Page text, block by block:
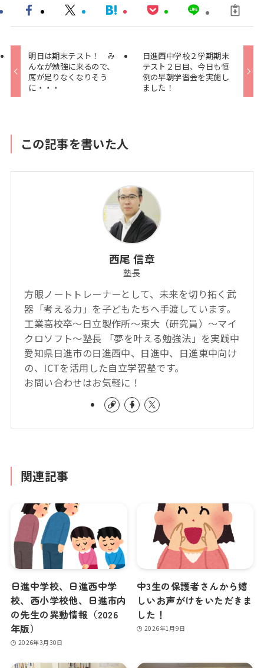
明日は期末テスト！ み
んなが勉強に来るので、
席が足りなくなりそう
に・・・
日進西中学校２学期期末
テスト２日目、今日も恒
例の早朝学習会を実施し
ました！
この記事を書いた人
西尾 信章
塾長
方眼ノートトレーナーとして、未来を切り拓く武
器「考える力」を子どもたちへ手渡しています。
工業高校卒～日立製作所～東大（研究員）～マイ
クロソフト～塾長 「夢を叶える勉強法」を実践中
愛知県日進市の日進西中、日進中、日進東中向け
の、ICTを活用した自立学習塾です。
お問い合わせはお気軽に！
関連記事
日進中学校、日進西中学
校、西小学校他、日進市内
の先生の異動情報（2026
年版）
2026年3月30日
中3生の保護者さんから嬉
しいお声がけをいただきま
した！
2026年1月9日